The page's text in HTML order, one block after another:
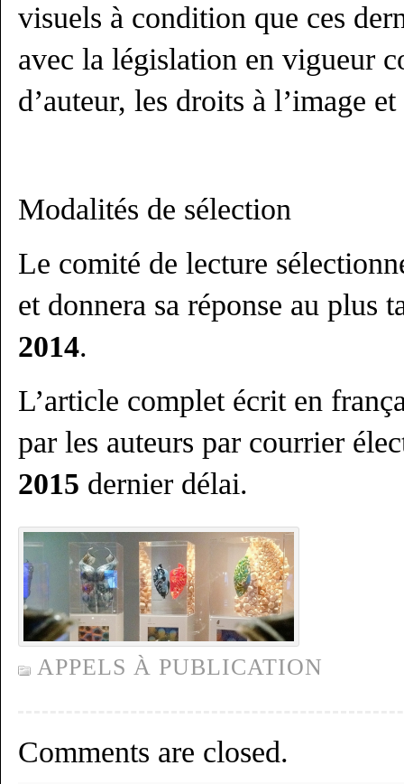
visuels à condition que ces
avec la législation en vigueur
d’auteur, les droits à l’image
Modalités de sélection
Le comité de lecture
et donnera sa réponse au plus
2014.
L’article complet écrit en
par les auteurs par courrier
2015 dernier délai.
APPELS À PUBLICATION
Comments are closed.